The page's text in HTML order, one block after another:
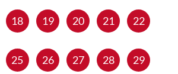
18 19 20 21 22
25 26 27 28 29